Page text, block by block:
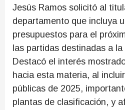
Jesús Ramos solicitó al
departamento que incluya
presupuestos para el
las partidas destinadas a
Destacó el interés
hacia esta materia, al
públicas de 2025,
plantas de clasificación, y